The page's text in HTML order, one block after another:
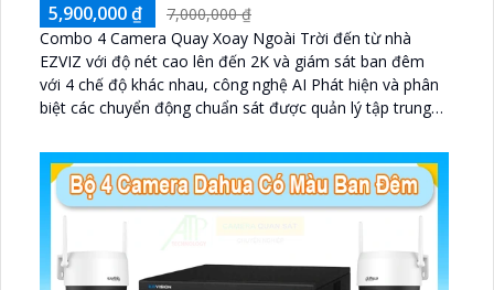
5,900,000 ₫
7,000,000 ₫
Combo 4 Camera Quay Xoay Ngoài Trời đến từ nhà
EZVIZ với độ nét cao lên đến 2K và giám sát ban đêm
với 4 chế độ khác nhau, công nghệ AI Phát hiện và phân
biệt các chuyển động chuẩn sát được quản lý tập trung